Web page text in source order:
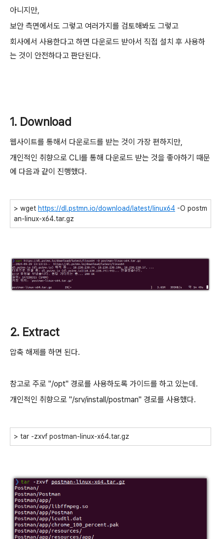
아니지만,
보안 측면에서도 그렇고 여러가지를 검토해봐도 그렇고
회사에서 사용한다고 하면 다운로드 받아서 직접 설치 후 사용하
는 것이 안전하다고 판단된다.
1. Download
웹사이트를 통해서 다운로드를 받는 것이 가장 편하지만,
개인적인 취향으로 CLI를 통해 다운로드 받는 것을 좋아하기 때문
에 다음과 같이 진행했다.
> wget https://dl.pstmn.io/download/latest/linux64 -O postm
an-linux-x64.tar.gz
2. Extract
압축 해제를 하면 된다.
참고로 주로 "/opt" 경로를 사용하도록 가이드를 하고 있는데.
개인적인 취향으로 "/srv/install/postman" 경로를 사용했다.
> tar -zxvf postman-linux-x64.tar.gz